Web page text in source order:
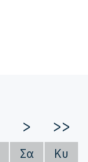
> >>
Σα
Κυ